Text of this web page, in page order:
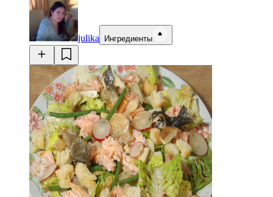
julika Ингредиенты